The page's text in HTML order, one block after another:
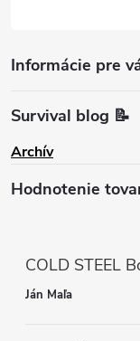
Informácie pre
Survival blog 📝
Archív
Hodnotenie
COLD STEEL
Ján Maľa